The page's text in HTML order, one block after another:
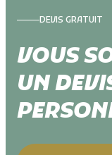
DEVIS GRATUIT
VOUS
UN